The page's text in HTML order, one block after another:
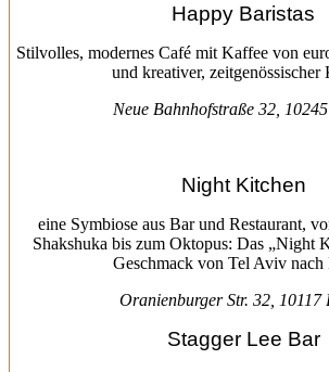
Happy Baristas
Stilvolles, modernes Café mit Kaffee von
und kreativer, zeitgenössischer
Neue Bahnhofstraße 32,
Night Kitchen
eine Symbiose aus Bar und Restaurant,
Shakshuka bis zum Oktopus: Das „Night
Geschmack von Tel Aviv nach
Oranienburger Str. 32, 10117
Stagger Lee Bar